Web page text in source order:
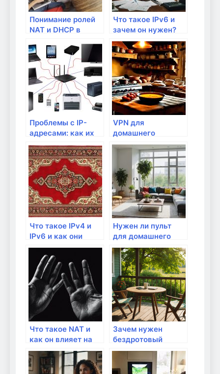
Понимание ролей
NAT и DHCP в
Что такое IPv6 и
зачем он нужен?
Проблемы с IP-
адресами: как их
решить?
VPN для
домашнего
интернета: зачем
он нужен?
Что такое IPv4 и
IPv6 и как они
влияют на
интернет?
Нужен ли пульт
для домашнего
маршрутизатора?
Что такое NAT и
как он влияет на
безопасность?
Зачем нужен
бездротовый
маршрутизатор?